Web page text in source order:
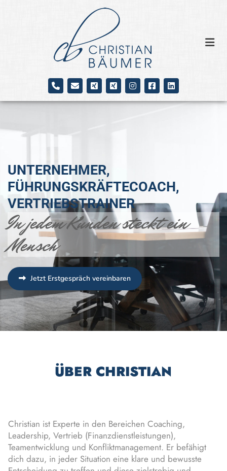
UNTERNEHMER,
FÜHRUNGSKRÄFTECOACH,
VERTRIEBSTRAINER
In jedem Kunden steckt ein
Mensch
Jetzt Erstgespräch vereinbaren
ÜBER CHRISTIAN
Christian ist Experte in den Bereichen Coaching,
Leadership, Vertrieb (Finanzdienstleistungen),
Teamentwicklung und Konfliktmanagement. Er befähigt
dich dazu, in jeder Situation eine klare und bewusste